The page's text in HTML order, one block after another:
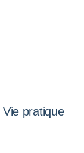
pratique